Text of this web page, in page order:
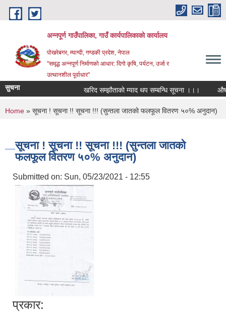
Skip to main content
अन्‍नपूर्ण गाउँपालिका, गाउँ कार्यपालिकाको कार्यालय
पोखरेबगर, म्याग्दी, गण्डकी प्रदेश, नेपाल
"समृद्ध अन्‍नपूर्ण निर्माणको आधार: दिगो कृषि, पर्यटन, उर्जा र
उत्थानशील पूर्वाधार"
सुचना खरिद सम्झौताको म्याद थप सम्बन्धि सूचना ।।। औषधि
You are here
Home » सूचना ! सूचना !! सूचना !!! (सुन्तला जातको फलफूल वितरण ५०% अनुदान)
सूचना ! सूचना !! सूचना !!! (सुन्तला जातको
फलफूल वितरण ५०% अनुदान)
Submitted on: Sun, 05/23/2021 - 12:55
प्रकार: